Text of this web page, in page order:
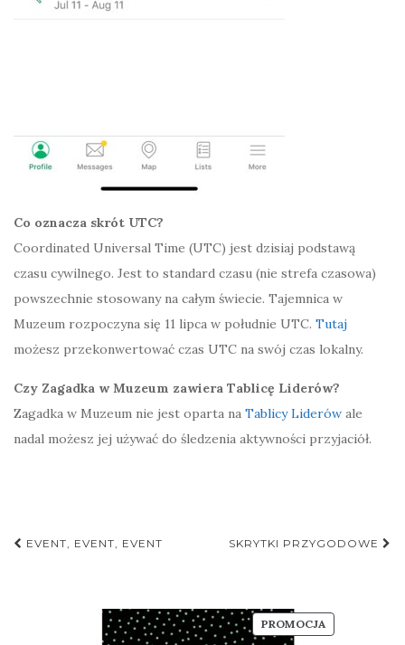
Co oznacza skrót UTC?
Coordinated Universal Time (UTC) jest dzisiaj podstawą
czasu cywilnego. Jest to standard czasu (nie strefa czasowa)
powszechnie stosowany na całym świecie. Tajemnica w
Muzeum rozpoczyna się 11 lipca w południe UTC. Tutaj
możesz przekonwertować czas UTC na swój czas lokalny.
Czy Zagadka w Muzeum zawiera Tablicę Liderów?
Zagadka w Muzeum nie jest oparta na Tablicy Liderów ale
nadal możesz jej używać do śledzenia aktywności przyjaciół.
Nawigacja
EVENT, EVENT, EVENT SKRYTKI PRZYGODOWE
PROMOCJAPRODUKT
W